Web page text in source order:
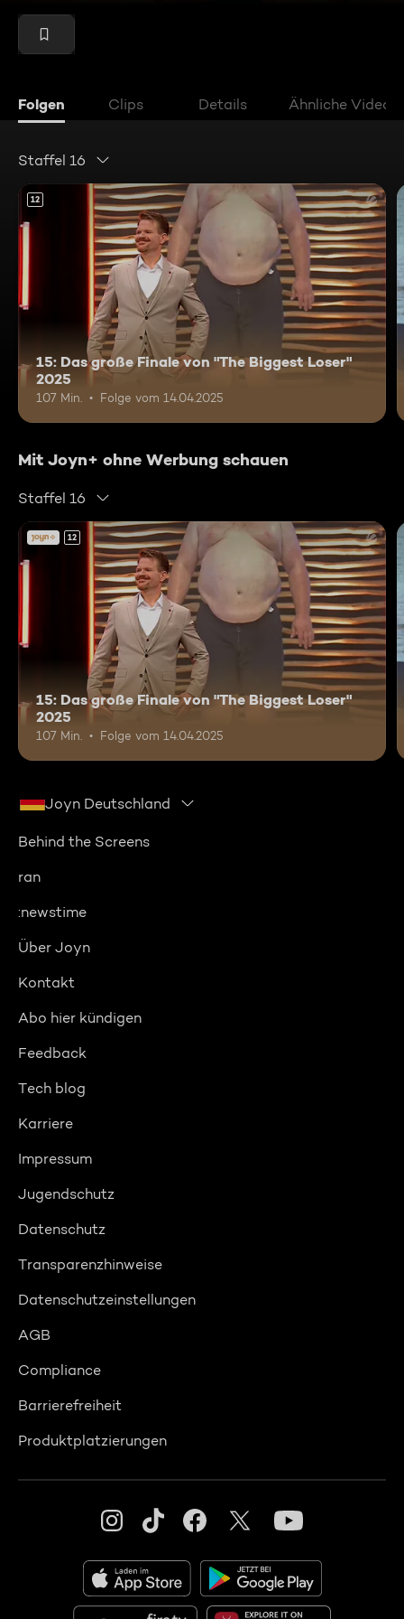
Folgen Clips Details Ähnliche Videos
Staffel 16
12
15: Das große Finale von "The Biggest Loser"
2025
107 Min. Folge vom 14.04.2025
Mit Joyn+ ohne Werbung schauen
Staffel 16
12
15: Das große Finale von "The Biggest Loser"
2025
107 Min. Folge vom 14.04.2025
Joyn Deutschland
Behind the Screens
ran
:newstime
Über Joyn
Kontakt
Abo hier kündigen
Feedback
Tech blog
Karriere
Impressum
Jugendschutz
Datenschutz
Transparenzhinweise
Datenschutzeinstellungen
AGB
Compliance
Barrierefreiheit
Produktplatzierungen